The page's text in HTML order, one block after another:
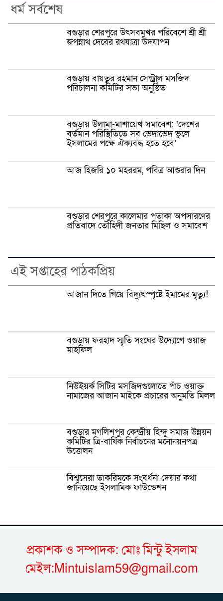
ধর্ম সর্বশেষ
বগুড়ার শেরপুরে উৎসবমুখর পরিবেশে শ্রী শ্রী
জগন্নাথ দেবের রথযাত্রা উদযাপন
বগুড়ায় বায়তুর রহমান সেন্ট্রাল মসজিদ
পরিচালনা কমিটির সভা অনুষ্ঠিত
বগুড়ায় উলামা-মাশায়েখ সমাবেশ: ‘দেশের
বর্তমান পরিস্থিতিতে সব ভেদাভেদ ভুলে
ইসলামের পক্ষে ঐক্যবদ্ধ হতে হবে’
আজ হিজরি ১০ মহররম, পবিত্র আশুরার দিন
বগুড়ার শেরপুরে কালেমার পতাকা অপসারণের
প্রতিবাদে তৌহিদী জনতার মিছিল ও সমাবেশ
এই সপ্তাহের পাঠকপ্রিয়
আজান দিতে গিয়ে বিদ্যুৎস্পৃষ্টে ইমামের মৃত্যু!
বগুড়ায় ফরহাদ স্মৃতি সংঘের উদ্যোগে ওয়াজ
মাহফিল
নিউইয়র্ক সিটির মসজিদগুলোতে পাঁচ ওয়াক্ত
নামাজের আজান মাইকে প্রচারের অনুমতি মিলল
বগুড়ার মগলিশপুর কেন্দ্রীয় হিন্দু সমাজ উন্নয়ন
কমিটির ত্রি-বার্ষিক নির্বাচনের মনোনয়নপত্র
উত্তোলন
বিশ্বসেরা তাকরিমকে সংবর্ধনা দেয়ার কথা
জানিয়েছে ইসলামিক ফাউন্ডেশন
প্রকাশক ও সম্পাদক: মোঃ মিন্টু ইসলাম
মেইল:Mintuislam59@gmail.com